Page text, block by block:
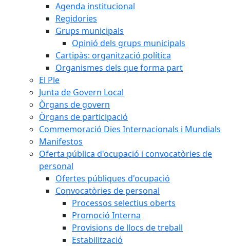
Agenda institucional
Regidories
Grups municipals
Opinió dels grups municipals
Cartipàs: organització política
Organismes dels que forma part
El Ple
Junta de Govern Local
Òrgans de govern
Òrgans de participació
Commemoració Dies Internacionals i Mundials
Manifestos
Oferta pública d'ocupació i convocatòries de
personal
Ofertes públiques d'ocupació
Convocatòries de personal
Processos selectius oberts
Promoció Interna
Provisions de llocs de treball
Estabilització